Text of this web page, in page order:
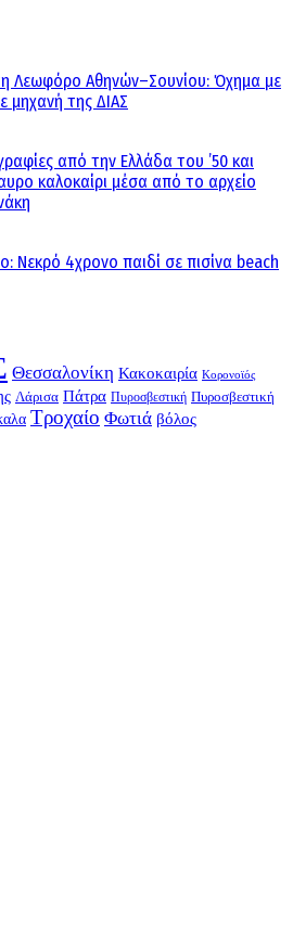
Λεωφόρο Αθηνών–Σουνίου: Όχημα με
μηχανή της ΔΙΑΣ
από την Ελλάδα του ’50 και
καλοκαίρι μέσα από το αρχείο
Νεκρό 4χρονο παιδί σε πισίνα beach
Θεσσαλονίκη Κακοκαιρία Κορονοϊός
Λάρισα Πάτρα Πυροσβεστική Πυροσβεστική
Τροχαίο Φωτιά βόλος